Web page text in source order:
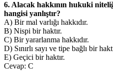
6. Alacak hakkının hukuki
hangisi yanlıştır?
A) Bir mal varlığı hakkıdır.
B) Nispi bir haktır.
C) Bir yararlanma hakkıdır.
D) Sınırlı sayı ve tipe bağlı bir
E) Geçici bir haktır.
Cevap: C